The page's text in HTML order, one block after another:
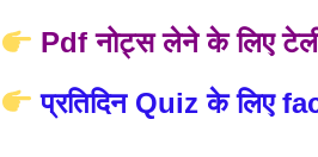
Pdf नोट्स लेने के लिए
प्रतिदिन Quiz के लिए